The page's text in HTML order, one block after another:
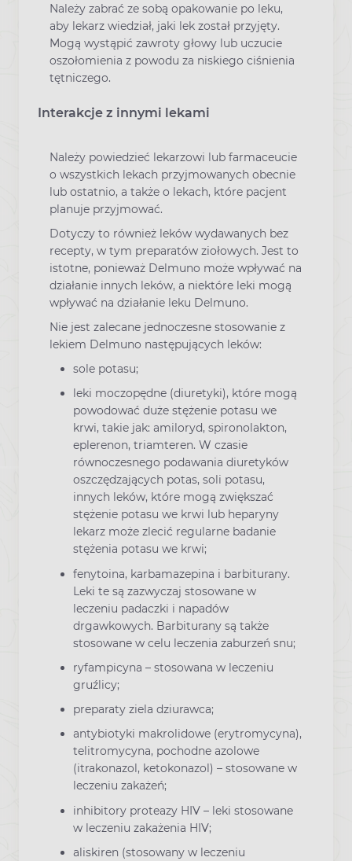
Należy zabrać ze sobą opakowanie po leku,
aby lekarz wiedział, jaki lek został przyjęty.
Mogą wystąpić zawroty głowy lub uczucie
oszołomienia z powodu za niskiego ciśnienia
tętniczego.
Interakcje z innymi lekami
Należy powiedzieć lekarzowi lub farmaceucie
o wszystkich lekach przyjmowanych obecnie
lub ostatnio, a także o lekach, które pacjent
planuje przyjmować.
Dotyczy to również leków wydawanych bez
recepty, w tym preparatów ziołowych. Jest to
istotne, ponieważ Delmuno może wpływać na
działanie innych leków, a niektóre leki mogą
wpływać na działanie leku Delmuno.
Nie jest zalecane jednoczesne stosowanie z
lekiem Delmuno następujących leków:
sole potasu;
leki moczopędne (diuretyki), które mogą
powodować duże stężenie potasu we
krwi, takie jak: amiloryd, spironolakton,
eplerenon, triamteren. W czasie
równoczesnego podawania diuretyków
oszczędzających potas, soli potasu,
innych leków, które mogą zwiększać
stężenie potasu we krwi lub heparyny
lekarz może zlecić regularne badanie
stężenia potasu we krwi;
fenytoina, karbamazepina i barbiturany.
Leki te są zazwyczaj stosowane w
leczeniu padaczki i napadów
drgawkowych. Barbiturany są także
stosowane w celu leczenia zaburzeń snu;
ryfampicyna – stosowana w leczeniu
gruźlicy;
preparaty ziela dziurawca;
antybiotyki makrolidowe (erytromycyna),
telitromycyna, pochodne azolowe
(itrakonazol, ketokonazol) – stosowane w
leczeniu zakażeń;
inhibitory proteazy HIV – leki stosowane
w leczeniu zakażenia HIV;
aliskiren (stosowany w leczeniu